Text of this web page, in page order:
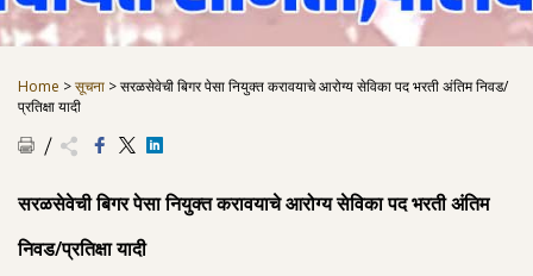
Home >सूचना >सरळसेवेची बिगर पेसा नियुक्त करावयाचे आरोग्य सेविका पद भरती अंतिम निवड/
प्रतिक्षा यादी
सरळसेवेची बिगर पेसा नियुक्त करावयाचे आरोग्य सेविका पद भरती अंतिम
निवड/प्रतिक्षा यादी